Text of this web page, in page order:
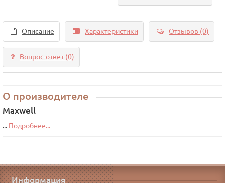
Описание Характеристики Отзывов (0)
Вопрос-ответ(0)
О производителе
Maxwell
... Подробнее...
Информация